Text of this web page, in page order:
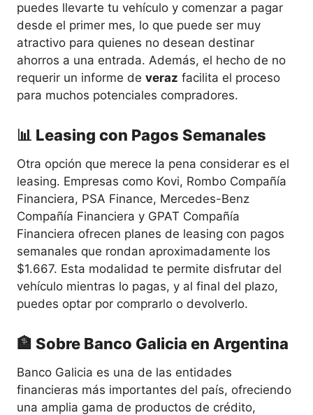
puedes llevarte tu vehículo y comenzar a pagar
desde el primer mes, lo que puede ser muy
atractivo para quienes no desean destinar
ahorros a una entrada. Además, el hecho de no
requerir un informe de veraz facilita el proceso
para muchos potenciales compradores.
📊 Leasing con Pagos Semanales
Otra opción que merece la pena considerar es el
leasing. Empresas como Kovi, Rombo Compañía
Financiera, PSA Finance, Mercedes-Benz
Compañía Financiera y GPAT Compañía
Financiera ofrecen planes de leasing con pagos
semanales que rondan aproximadamente los
$1.667. Esta modalidad te permite disfrutar del
vehículo mientras lo pagas, y al final del plazo,
puedes optar por comprarlo o devolverlo.
🏦 Sobre Banco Galicia en Argentina
Banco Galicia es una de las entidades
financieras más importantes del país, ofreciendo
una amplia gama de productos de crédito,